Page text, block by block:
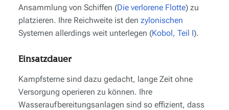
Ansammlung von Schiffen (Die verlorene Flotte) zu
platzieren. Ihre Reichweite ist den zylonischen
Systemen allerdings weit unterlegen (Kobol, Teil I).
Einsatzdauer
Kampfsterne sind dazu gedacht, lange Zeit ohne
Versorgung operieren zu können. Ihre
Wasseraufbereitungsanlagen sind so effizient, dass